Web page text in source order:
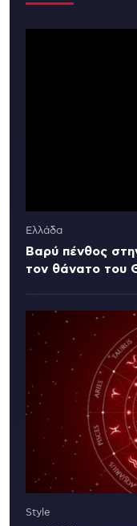
Ελλάδα
Βαρύ πένθος
τον θάνατο του
Style